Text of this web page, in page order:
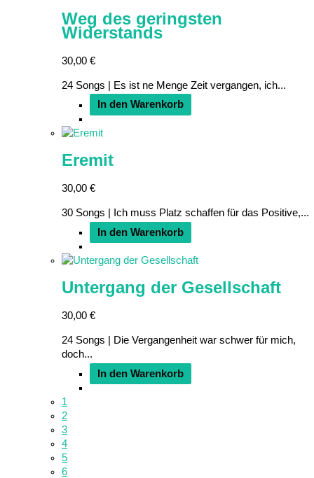
Weg des geringsten
Widerstands
30,00 €
24 Songs | Es ist ne Menge Zeit vergangen, ich...
In den Warenkorb
Eremit
30,00 €
30 Songs | Ich muss Platz schaffen für das Positive,...
In den Warenkorb
Untergang der Gesellschaft
30,00 €
24 Songs | Die Vergangenheit war schwer für mich,
doch...
In den Warenkorb
1
2
3
4
5
6